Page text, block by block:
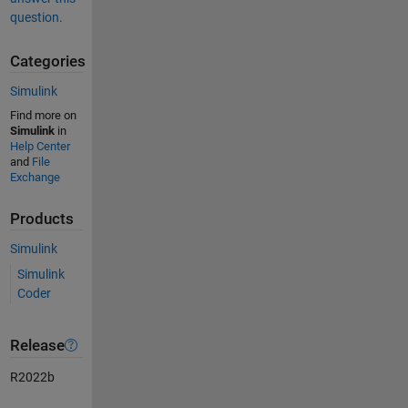
question.
Categories
Simulink
Find more on
Simulinkin
Help Center
and File
Exchange
Products
Simulink
Simulink
Coder
Release
R2022b